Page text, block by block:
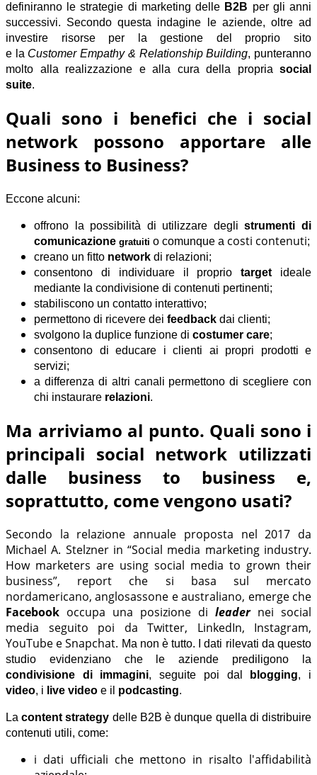
definiranno lestrategie di marketing delle B2B per gli anni
successivi. Secondo questa indagine le aziende, oltre ad
investire risorse per la gestione del proprio sito
e la Customer Empathy & Relationship Building, punteranno
molto alla realizzazione e alla cura della propria social
suite.
Quali sono i benefici che i social
network possono apportare alle
Business to Business?
Eccone alcuni:
offrono la possibilità di utilizzare deglistrumenti di
comunicazione gratuiti o comunque a costi contenuti;
creano un fitto network di relazioni;
consentono di individuare il proprio target ideale
mediante la condivisione di contenuti pertinenti;
stabiliscono un contatto interattivo;
permettono di ricevere dei feedback dai clienti;
svolgono la duplice funzione di costumer care;
consentono di educare i clienti ai propri prodotti e
servizi;
a differenza di altri canali permettono di scegliere con
chi instaurare relazioni.
Ma arriviamo al punto. Quali sono i
principali social network utilizzati
dalle business to business e,
soprattutto, come vengono usati?
Secondo la relazione annuale proposta nel 2017 da
Michael A. Stelzner in “Social media marketing industry.
How marketers are using social media to grown their
business”, report che si basa sul mercato
nordamericano, anglosassone e australiano, emerge che
Facebook occupa una posizione di leader nei social
media seguito poi da Twitter, LinkedIn, Instagram,
YouTube e Snapchat. Ma non è tutto. I dati rilevati da questo
studio evidenziano che le aziende prediligono la
condivisione di immagini, seguite poi dal blogging, i
video, i live video e il podcasting.
Lacontent strategy delle B2B è dunque quella di distribuire
contenuti utili, come:
i dati ufficiali che mettono in risalto l'affidabilità